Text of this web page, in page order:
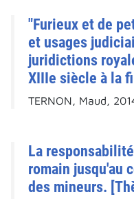
"Furieux et de
et usages
juridictions
XIIIe siècle à la
TERNON, Maud,
La
romain jusqu'au
des mineurs.